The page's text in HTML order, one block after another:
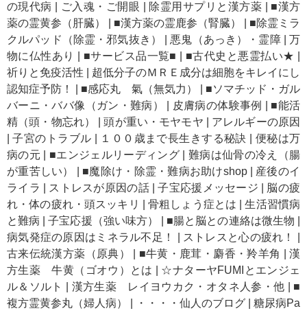
の現代病
ご入魂・ご開眼 除霊用サプリと漢方薬
■漢方
薬の霊黄参（肝臓）
■漢方薬の霊鹿参（腎臓）
■除霊ミラ
クルパッド（除霊・邪気抜き）
悪鬼（あっき）・霊障|万
物に仏性あり
■サービス品一覧■ ■古代史と悪霊払い★
祈りと免疫活性
超低分子のＭＲＥ成分は細胞をキレイにし
認知症予防！
■感応丸 氣（無気力）
■ソマチッド・ガル
バーニ・ババ像（ガン・難病）
皮膚病の体験事例
■能活
精（頭・物忘れ）
|頭が重い・モヤモヤ
アレルギーの原因
|子宮のトラブル １００歳まで長生きする秘訣
便秘は万
病の元
■エンジェルリーディング
難病は仙骨の冷え（腸
が重苦しい）
■魔除け・除霊・難病お助けshop| 産後のイ
ライラ
ストレスが原因の話|子宝応援メッセージ
脳の疲
れ・体の疲れ・頭スッキリ
|骨粗しょう症とは |生活習慣病
と難病 |子宝応援（強い味方） ■腸と脳との連絡は微生物
病気発症の原因はミネラル不足！
ストレスと心の疲れ！
古来伝統漢方薬（原典）
■牛黄・鹿茸・麝香・羚羊角 |漢
方生薬 牛黄（ゴオウ）とは
☆ナターヤFUMIとエンジェ
ル＆ソルト
漢方生薬 レイヨウカク・オタネ人参・他
■
複方霊黄参丸（婦人病）
・・・・仙人のブログ
糖尿病Pa